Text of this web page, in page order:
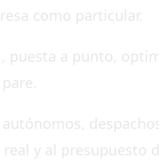
como particular.
puesta a punto,
y al presupuesto